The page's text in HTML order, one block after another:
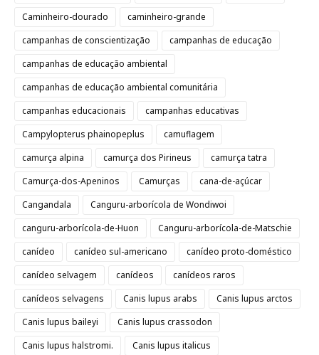
Caminheiro-dourado
caminheiro-grande
campanhas de conscientização
campanhas de educação
campanhas de educação ambiental
campanhas de educação ambiental comunitária
campanhas educacionais
campanhas educativas
Campylopterus phainopeplus
camuflagem
camurça alpina
camurça dos Pirineus
camurça tatra
Camurça-dos-Apeninos
Camurças
cana-de-açúcar
Cangandala
Canguru-arborícola de Wondiwoi
canguru-arborícola-de-Huon
Canguru-arborícola-de-Matschie
canídeo
canídeo sul-americano
canídeo proto-doméstico
canídeo selvagem
canídeos
canídeos raros
canídeos selvagens
Canis lupus arabs
Canis lupus arctos
Canis lupus baileyi
Canis lupus crassodon
Canis lupus halstromi.
Canis lupus italicus